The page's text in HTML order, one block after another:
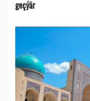
geçýär